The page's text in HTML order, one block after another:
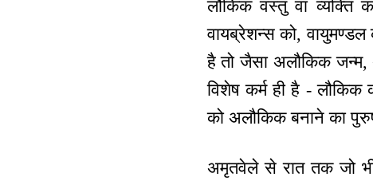
लौकिक वस्तु वा व्यक्ति
वायब्रेशन्स को,
है तो जैसा अलौकिक जन्म,
विशेष कर्म ही है -
को अलौकिक बनाने का
अमृतवेले से रात तक जो